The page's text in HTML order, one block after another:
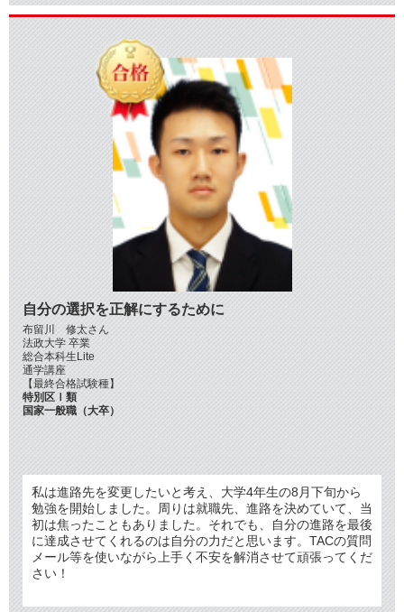
自分の選択を正解にするために
布留川 修太さん
法政大学 卒業
総合本科生Lite
通学講座
【最終合格試験種】
特別区Ⅰ類
国家一般職（大卒）
私は進路先を変更したいと考え、大学4年生の8月下旬から
勉強を開始しました。周りは就職先、進路を決めていて、当
初は焦ったこともありました。それでも、自分の進路を最後
に達成させてくれるのは自分の力だと思います。TACの質問
メール等を使いながら上手く不安を解消させて頑張ってくだ
さい！